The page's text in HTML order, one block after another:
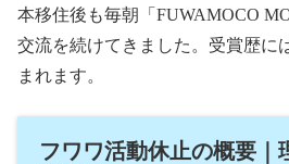
本移住後も毎朝「FUWAMOCO
交流を続けてきました。受賞歴に
まれます。
フワワ活動休止の概要｜